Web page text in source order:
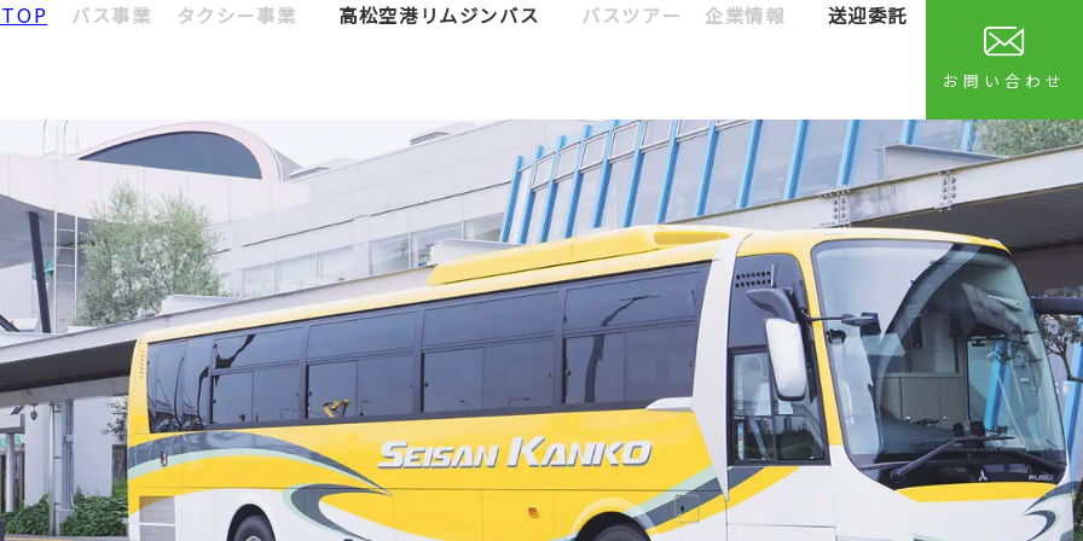
バス事業 タクシー事業 高松空港リムジンバス バスツアー 企業情報 送迎委託
お問い合わせ